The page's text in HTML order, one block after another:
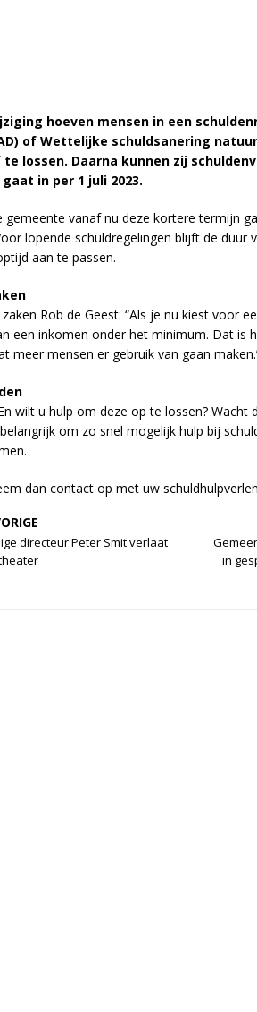
hoeven mensen in een
of Wettelijke schuldsanering
lossen. Daarna kunnen zij
in per 1 juli 2023.
gemeente vanaf nu deze kortere termijn
lopende schuldregelingen blijft de duur
aan te passen.
Rob de Geest: “Als je nu kiest voor
een inkomen onder het minimum. Dat is
meer mensen er gebruik van gaan
wilt u hulp om deze op te lossen?
om zo snel mogelijk hulp bij
dan contact op met uw
directeur Peter Smit verlaat
in